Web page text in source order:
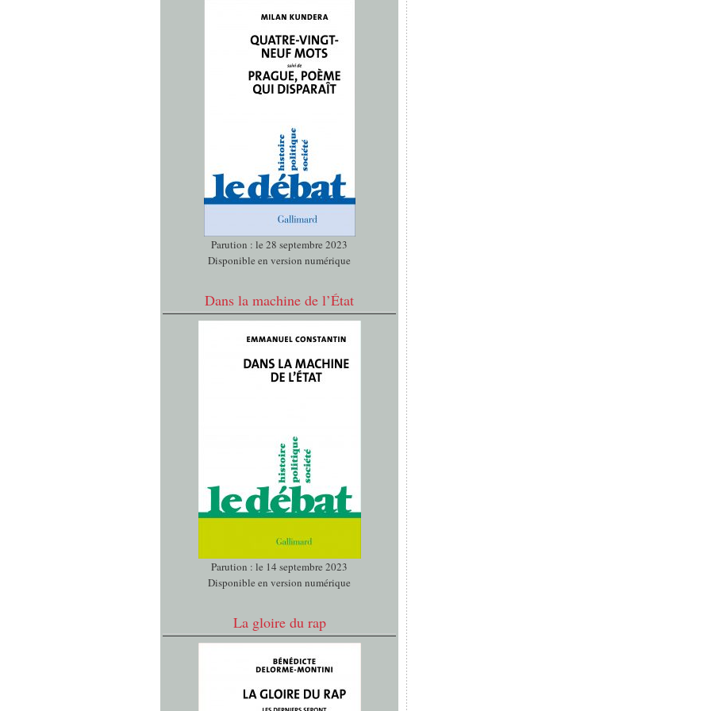
Parution : le 28 septembre 2023
Disponible en version numérique
Dans la machine de l’État
Parution : le 14 septembre 2023
Disponible en version numérique
La gloire du rap